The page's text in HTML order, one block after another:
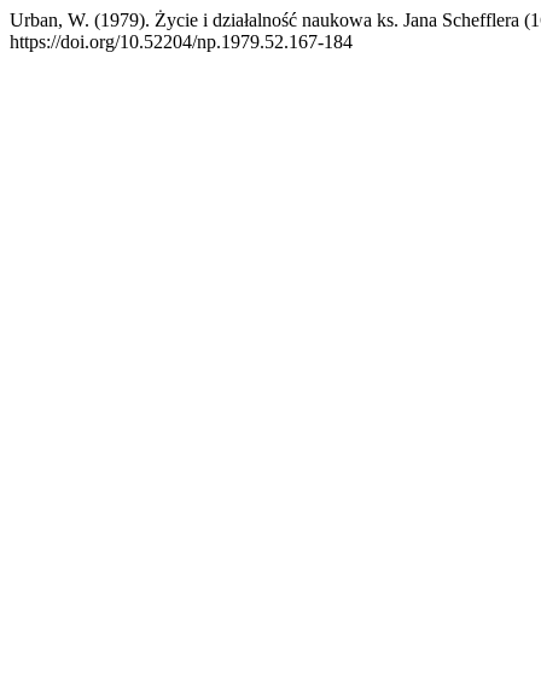
Urban, W. (1979). Życie i działalność naukowa ks. Jana Schefflera
https://doi.org/10.52204/np.1979.52.167-184